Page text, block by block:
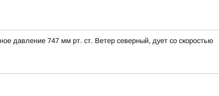
давление 747 мм рт. ст. Ветер северный, дует со скоростью